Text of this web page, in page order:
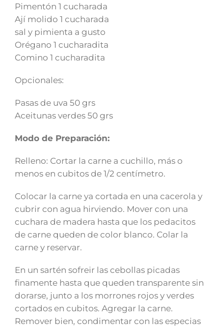
Pimentón 1 cucharada
Ají molido 1 cucharada
sal y pimienta a gusto
Orégano 1 cucharadita
Comino 1 cucharadita
Opcionales:
Pasas de uva 50 grs
Aceitunas verdes 50 grs
Modo de Preparación:
Relleno: Cortar la carne a cuchillo, más o
menos en cubitos de 1/2 centímetro.
Colocar la carne ya cortada en una cacerola y
cubrir con agua hirviendo. Mover con una
cuchara de madera hasta que los pedacitos
de carne queden de color blanco. Colar la
carne y reservar.
En un sartén sofreir las cebollas picadas
finamente hasta que queden transparente sin
dorarse, junto a los morrones rojos y verdes
cortados en cubitos. Agregar la carne.
Remover bien, condimentar con las especias